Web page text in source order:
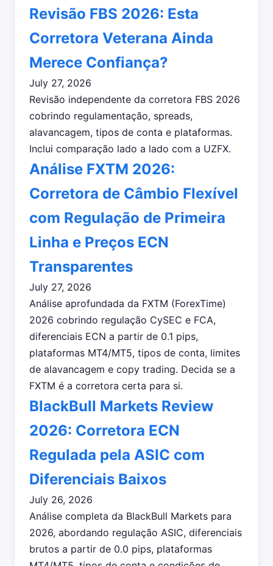
Revisão FBS 2026: Esta
Corretora Veterana Ainda
Merece Confiança?
July 27, 2026
Revisão independente da corretora FBS 2026
cobrindo regulamentação, spreads,
alavancagem, tipos de conta e plataformas.
Inclui comparação lado a lado com a UZFX.
Análise FXTM 2026:
Corretora de Câmbio Flexível
com Regulação de Primeira
Linha e Preços ECN
Transparentes
July 27, 2026
Análise aprofundada da FXTM (ForexTime)
2026 cobrindo regulação CySEC e FCA,
diferenciais ECN a partir de 0.1 pips,
plataformas MT4/MT5, tipos de conta, limites
de alavancagem e copy trading. Decida se a
FXTM é a corretora certa para si.
BlackBull Markets Review
2026: Corretora ECN
Regulada pela ASIC com
Diferenciais Baixos
July 26, 2026
Análise completa da BlackBull Markets para
2026, abordando regulação ASIC, diferenciais
brutos a partir de 0.0 pips, plataformas